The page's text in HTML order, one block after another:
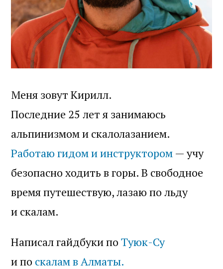
Меня зовут Кирилл.
Последние 25 лет я занимаюсь
альпинизмом и скалолазанием.
Работаю гидом и инструктором — учу
безопасно ходить в горы. В свободное
время путешествую, лазаю по льду
и скалам.
Написал гайдбуки по Туюк-Су
и по скалам в Алматы.